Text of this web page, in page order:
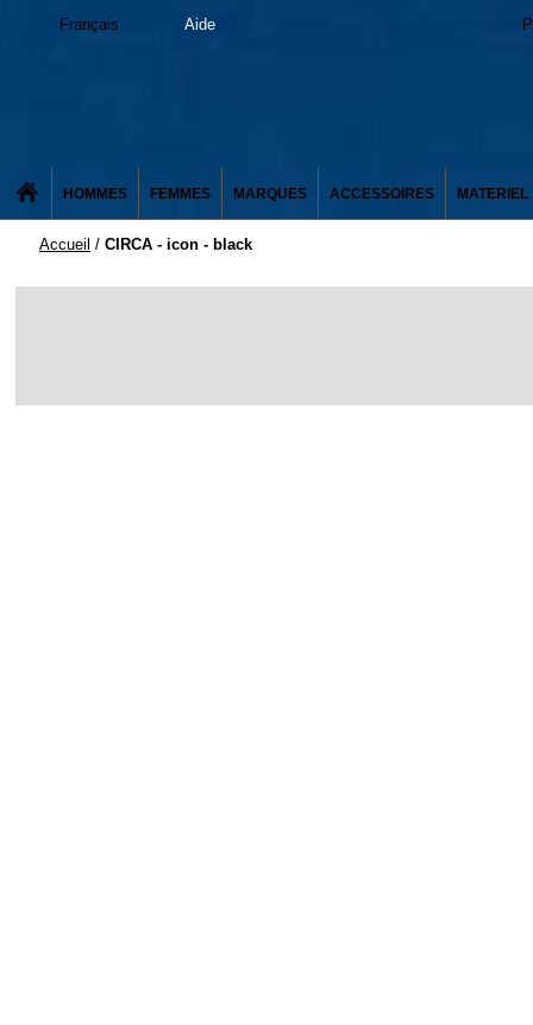
Français Aide
HOMMES FEMMES MARQUES ACCESSOIRES MATERIEL
Accueil / CIRCA - icon - black